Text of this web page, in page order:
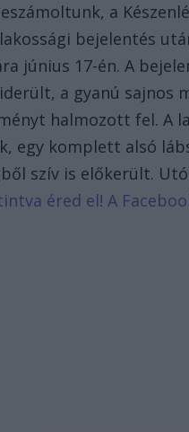
a
bejelentés
június 17-én. A
a gyanú sajnos
halmozott fel. A
egy komplett alsó
szív is előkerült.
éred el! A